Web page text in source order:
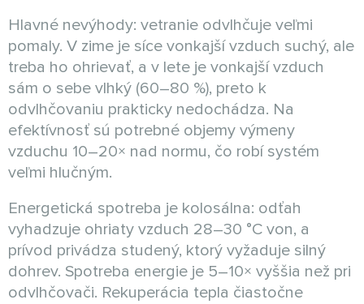
Hlavné nevýhody: vetranie odvlhčuje veľmi
pomaly. V zime je síce vonkajší vzduch suchý, ale
treba ho ohrievať, a v lete je vonkajší vzduch
sám o sebe vlhký (60–80 %), preto k
odvlhčovaniu prakticky nedochádza. Na
efektívnosť sú potrebné objemy výmeny
vzduchu 10–20× nad normu, čo robí systém
veľmi hlučným.
Energetická spotreba je kolosálna: odťah
vyhadzuje ohriaty vzduch 28–30 °C von, a
prívod privádza studený, ktorý vyžaduje silný
dohrev. Spotreba energie je 5–10× vyššia než pri
odvlhčovači. Rekuperácia tepla čiastočne